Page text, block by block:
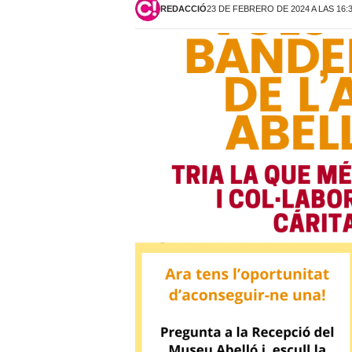
REDACCIÓ23 DE FEBRERO DE 2024 A LAS